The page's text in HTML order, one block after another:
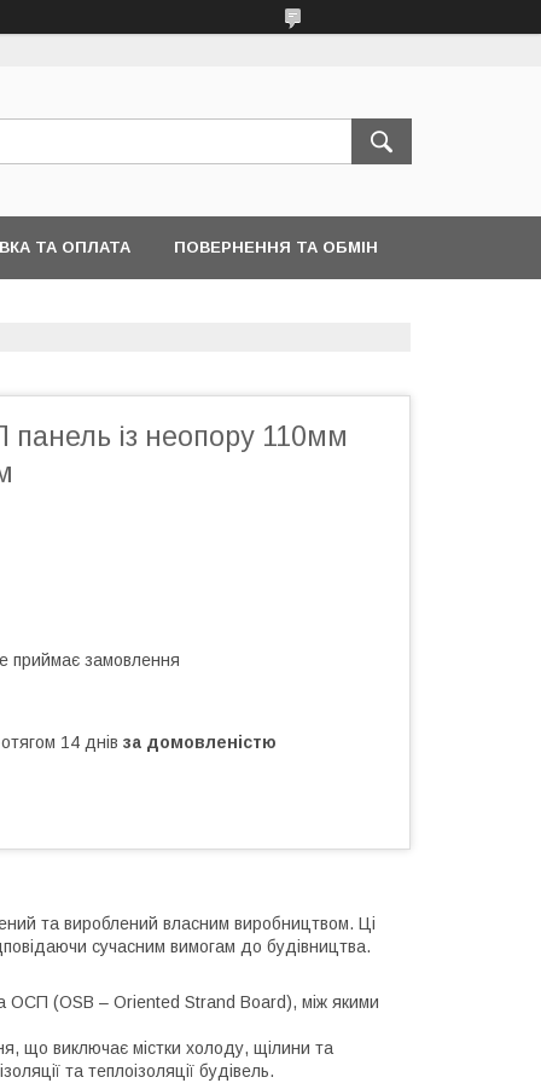
ТА ОПЛАТА ПОВЕРНЕННЯ ТА ОБМІН
панель із неопору 110мм
приймає замовлення
14 днів за домовленістю
та вироблений власним виробництвом. Ці
сучасним вимогам до будівництва.
ОСП (OSB – Oriented Strand Board), між якими
що виключає містки холоду, щілини та
та теплоізоляції будівель.